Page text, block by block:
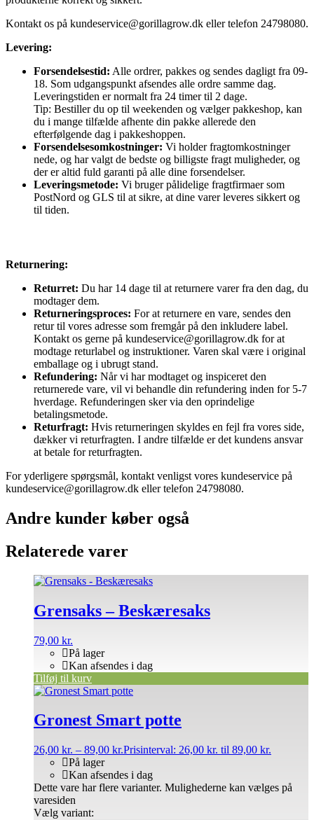
Kontakt os på kundeservice@gorillagrow.dk eller telefon 24798080.
Levering:
Forsendelsestid: Alle ordrer, pakkes og sendes dagligt fra 09-
18. Som udgangspunkt afsendes alle ordre samme dag.
Leveringstiden er normalt fra 24 timer til 2 dage.
Tip: Bestiller du op til weekenden og vælger pakkeshop, kan
du i mange tilfælde afhente din pakke allerede den
efterfølgende dag i pakkeshoppen.
Forsendelsesomkostninger: Vi holder fragtomkostninger
nede, og har valgt de bedste og billigste fragt muligheder, og
der er altid fuld garanti på alle dine forsendelser.
Leveringsmetode: Vi bruger pålidelige fragtfirmaer som
PostNord og GLS til at sikre, at dine varer leveres sikkert og
til tiden.
Returnering:
Returret: Du har 14 dage til at returnere varer fra den dag, du
modtager dem.
Returneringsproces: For at returnere en vare, sendes den
retur til vores adresse som fremgår på den inkludere label.
Kontakt os gerne på kundeservice@gorillagrow.dk for at
modtage returlabel og instruktioner. Varen skal være i original
emballage og i ubrugt stand.
Refundering: Når vi har modtaget og inspiceret den
returnerede vare, vil vi behandle din refundering inden for 5-7
hverdage. Refunderingen sker via den oprindelige
betalingsmetode.
Returfragt: Hvis returneringen skyldes en fejl fra vores side,
dækker vi returfragten. I andre tilfælde er det kundens ansvar
at betale for returfragten.
For yderligere spørgsmål, kontakt venligst vores kundeservice på
kundeservice@gorillagrow.dk eller telefon 24798080.
Andre kunder køber også
Relaterede varer
Grensaks – Beskæresaks
79,00 kr.
På lager
Kan afsendes i dag
Tilføj til kurv
Gronest Smart potte
26,00 kr. – 89,00 kr.Prisinterval: 26,00 kr. til 89,00 kr.
På lager
Kan afsendes i dag
Vælg variant:
Dette vare har flere varianter. Mulighederne kan vælges på
varesiden